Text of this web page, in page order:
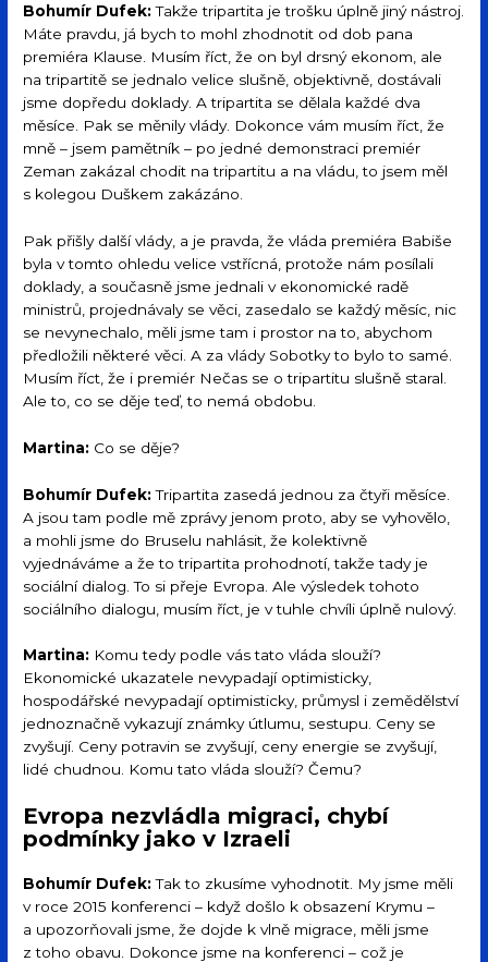
Bohumír Dufek:Takže tripartita je trošku úplně jiný nástroj.
Máte pravdu, já bych to mohl zhodnotit od dob pana
premiéra Klause. Musím říct, že on byl drsný ekonom, ale
na tripartitě se jednalo velice slušně, objektivně, dostávali
jsme dopředu doklady. A tripartita se dělala každé dva
měsíce. Pak se měnily vlády. Dokonce vám musím říct, že
mně – jsem pamětník – po jedné demonstraci premiér
Zeman zakázal chodit na tripartitu a na vládu, to jsem měl
s kolegou Duškem zakázáno.
Pak přišly další vlády, a je pravda, že vláda premiéra Babiše
byla v tomto ohledu velice vstřícná, protože nám posílali
doklady, a současně jsme jednali v ekonomické radě
ministrů, projednávaly se věci, zasedalo se každý měsíc, nic
se nevynechalo, měli jsme tam i prostor na to, abychom
předložili některé věci. A za vlády Sobotky to bylo to samé.
Musím říct, že i premiér Nečas se o tripartitu slušně staral.
Ale to, co se děje teď, to nemá obdobu.
Martina: Co se děje?
Bohumír Dufek:Tripartita zasedá jednou za čtyři měsíce.
A jsou tam podle mě zprávy jenom proto, aby se vyhovělo,
a mohli jsme do Bruselu nahlásit, že kolektivně
vyjednáváme a že to tripartita prohodnotí, takže tady je
sociální dialog. To si přeje Evropa. Ale výsledek tohoto
sociálního dialogu, musím říct, je v tuhle chvíli úplně nulový.
Martina: Komu tedy podle vás tato vláda slouží?
Ekonomické ukazatele nevypadají optimisticky,
hospodářské nevypadají optimisticky, průmysl i zemědělství
jednoznačně vykazují známky útlumu, sestupu. Ceny se
zvyšují. Ceny potravin se zvyšují, ceny energie se zvyšují,
lidé chudnou. Komu tato vláda slouží? Čemu?
Evropa nezvládla migraci, chybí
podmínky jako v Izraeli
Bohumír Dufek:Tak to zkusíme vyhodnotit. My jsme měli
v roce 2015 konferenci – když došlo k obsazení Krymu –
a upozorňovali jsme, že dojde k vlně migrace, měli jsme
z toho obavu. Dokonce jsme na konferenci – což je